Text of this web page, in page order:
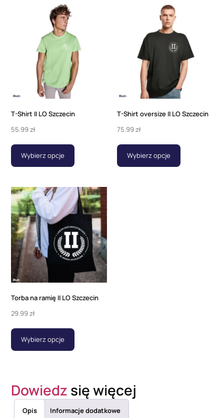
T-Shirt II LO Szczecin
55.99zł
Wybierz opcje
T-Shirt oversize II LO Szczecin
75.99 zł
Wybierz opcje
Torba na ramię II LO Szczecin
29.99zł
Wybierz opcje
Dowiedz się więcej
Opis Informacje dodatkowe